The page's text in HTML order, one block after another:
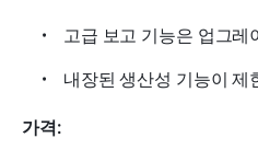
고급 보고 기능은 업그레
내장된 생산성 기능이 제
가격: